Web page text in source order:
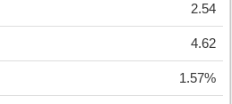
2.54
4.62
1.57%